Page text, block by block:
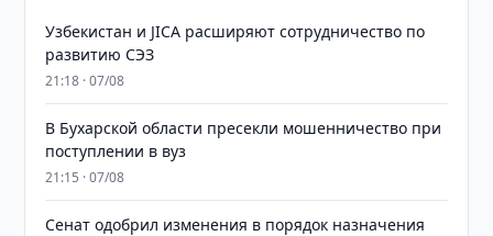
Узбекистан и JICA расширяют сотрудничество по
развитию СЭЗ
21:18 · 07/08
В Бухарской области пресекли мошенничество при
поступлении в вуз
21:15 · 07/08
Сенат одобрил изменения в порядок назначения